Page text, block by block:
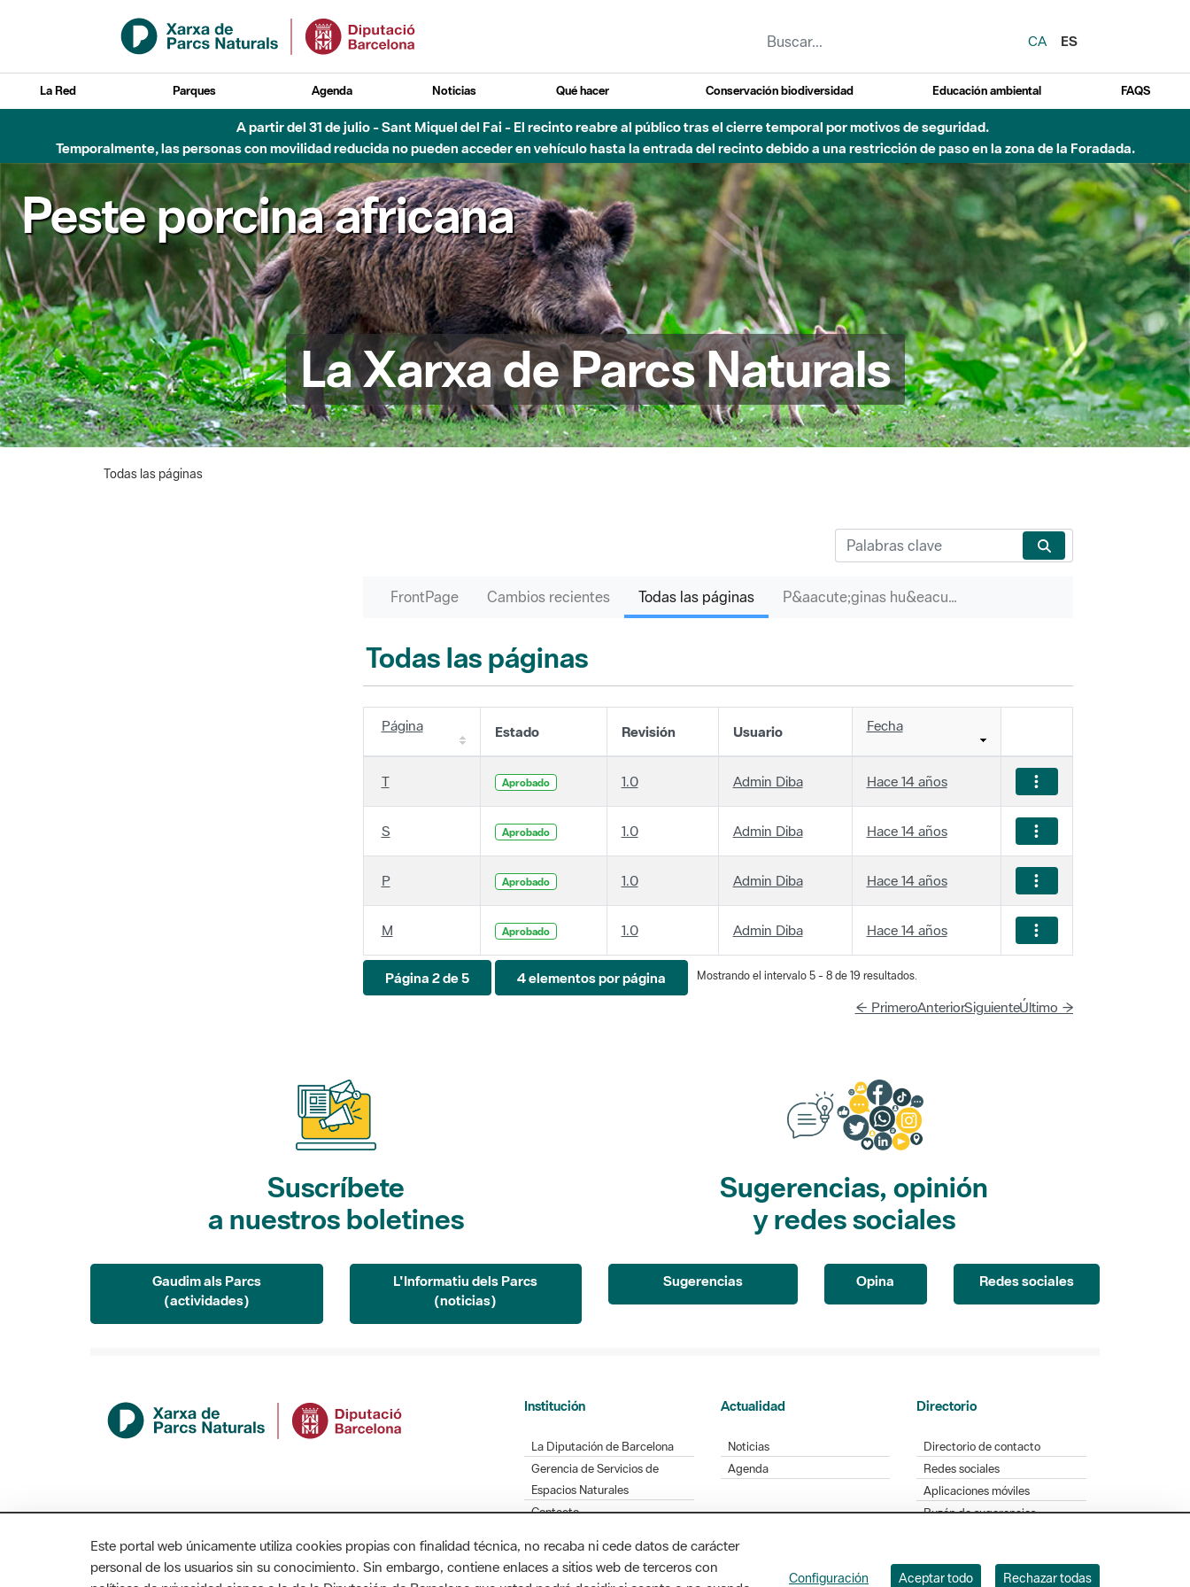
Saltar al contenido principal
CA
ES
La Red Parques Agenda Noticias Qué hacer Conservación biodiversidad Educación ambiental FAQS
A partir del 31 de julio - Sant Miquel del Fai - El recinto reabre al público tras el cierre temporal por motivos de seguridad.
Temporalmente, las personas con movilidad reducida no pueden acceder en vehículo hasta la entrada del recinto debido a una restricción de paso en la zona de la Foradada.
Peste porcina africana
La Xarxa de Parcs Naturals
Todas las páginas
FrontPage Cambios recientes Todas las páginas P&aacute;ginas hu&eacute;rfanas
Todas las páginas
Página Estado Revisión Usuario Fecha
T Aprobado 1.0 Admin Diba Hace 14 años
S Aprobado 1.0 Admin Diba Hace 14 años
P Aprobado 1.0 Admin Diba Hace 14 años
M Aprobado 1.0 Admin Diba Hace 14 años
Página 2 de 5 4 elementos por página Mostrando el intervalo 5 - 8 de 19 resultados.
← PrimeroAnteriorSiguienteÚltimo →
Suscríbete
a nuestros boletines
Gaudim als Parcs
(actividades)
L'Informatiu dels Parcs
(noticias)
Sugerencias, opinión
y redes sociales
Sugerencias Opina Redes sociales
Institución
La Diputación de Barcelona
Gerencia de Servicios de
Espacios Naturales
Contacto
Actualidad
Noticias
Agenda
Directorio
Directorio de contacto
Redes sociales
Aplicaciones móviles
Buzón de sugerencias
Este portal web únicamente utiliza cookies propias con finalidad técnica, no recaba ni cede datos de carácter
personal de los usuarios sin su conocimiento. Sin embargo, contiene enlaces a sitios web de terceros con
Configuración Aceptar todo Rechazar todas